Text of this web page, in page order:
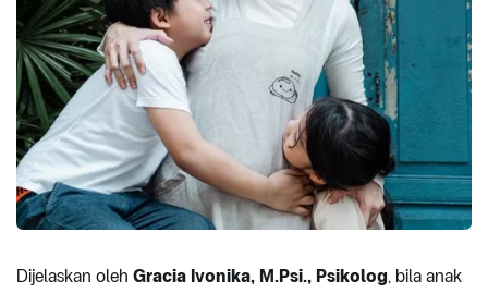
Dijelaskan oleh Gracia Ivonika, M.Psi., Psikolog, bila anak